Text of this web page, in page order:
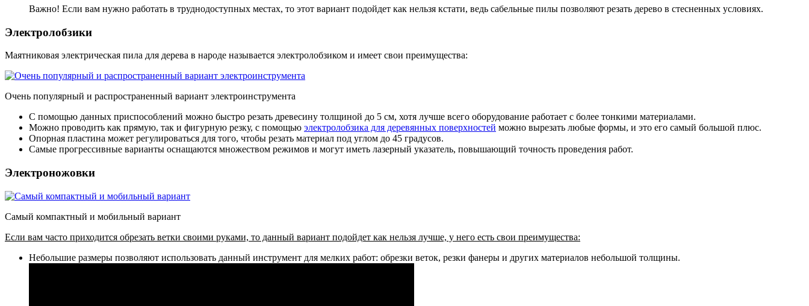
Важно! Если вам нужно работать в труднодоступных местах, то этот вариант подойдет как нельзя кстати, ведь сабельные пилы позволяют резать дерево в стесненных условиях.
Электролобзики
Маятниковая электрическая пила для дерева в народе называется электролобзиком и имеет свои преимущества:
Очень популярный и распространенный вариант электроинструмента
С помощью данных приспособлений можно быстро резать древесину толщиной до 5 см, хотя лучше всего оборудование работает с более тонкими материалами.
Можно проводить как прямую, так и фигурную резку, с помощью электролобзика для деревянных поверхностей можно вырезать любые формы, и это его самый большой плюс.
Опорная пластина может регулироваться для того, чтобы резать материал под углом до 45 градусов.
Самые прогрессивные варианты оснащаются множеством режимов и могут иметь лазерный указатель, повышающий точность проведения работ.
Электроножовки
Самый компактный и мобильный вариант
Если вам часто приходится обрезать ветки своими руками, то данный вариант подойдет как нельзя лучше, у него есть свои преимущества:
Небольшие размеры позволяют использовать данный инструмент для мелких работ: обрезки веток, резки фанеры и других материалов небольшой толщины.